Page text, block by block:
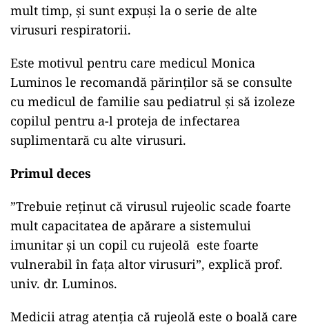
mult timp, și sunt expuși la o serie de alte
virusuri respiratorii.
Este motivul pentru care medicul Monica
Luminos le recomandă părinților să se consulte
cu medicul de familie sau pediatrul și să izoleze
copilul pentru a-l proteja de infectarea
suplimentară cu alte virusuri.
Primul deces
”Trebuie reținut că virusul rujeolic scade foarte
mult capacitatea de apărare a sistemului
imunitar și un copil cu rujeolă este foarte
vulnerabil în fața altor virusuri”, explică prof.
univ. dr. Luminos.
Medicii atrag atenția că rujeolă este o boală care